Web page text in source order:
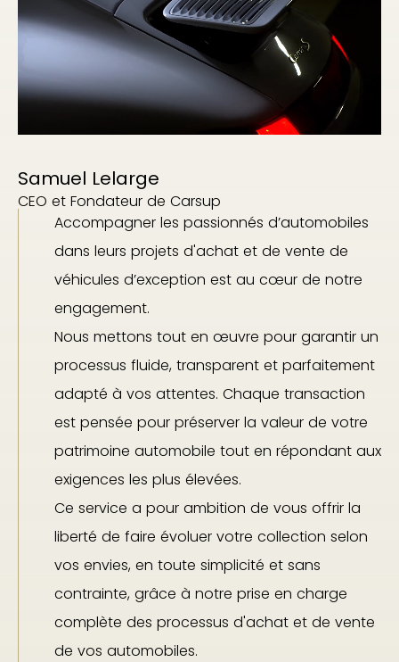
Samuel Lelarge
CEO et Fondateur de Carsup
Accompagner les passionnés d’automobiles
dans leurs projets d'achat et de vente de
véhicules d’exception est au cœur de notre
engagement.
Nous mettons tout en œuvre pour garantir un
processus fluide, transparent et parfaitement
adapté à vos attentes. Chaque transaction
est pensée pour préserver la valeur de votre
patrimoine automobile tout en répondant aux
exigences les plus élevées.
Ce service a pour ambition de vous offrir la
liberté de faire évoluer votre collection selon
vos envies, en toute simplicité et sans
contrainte, grâce à notre prise en charge
complète des processus d'achat et de vente
de vos automobiles.